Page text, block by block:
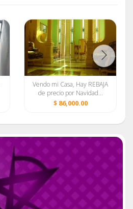
Vendo mi Casa, Hay REBAJA
de precio por Navidad...
$ 86,000.00